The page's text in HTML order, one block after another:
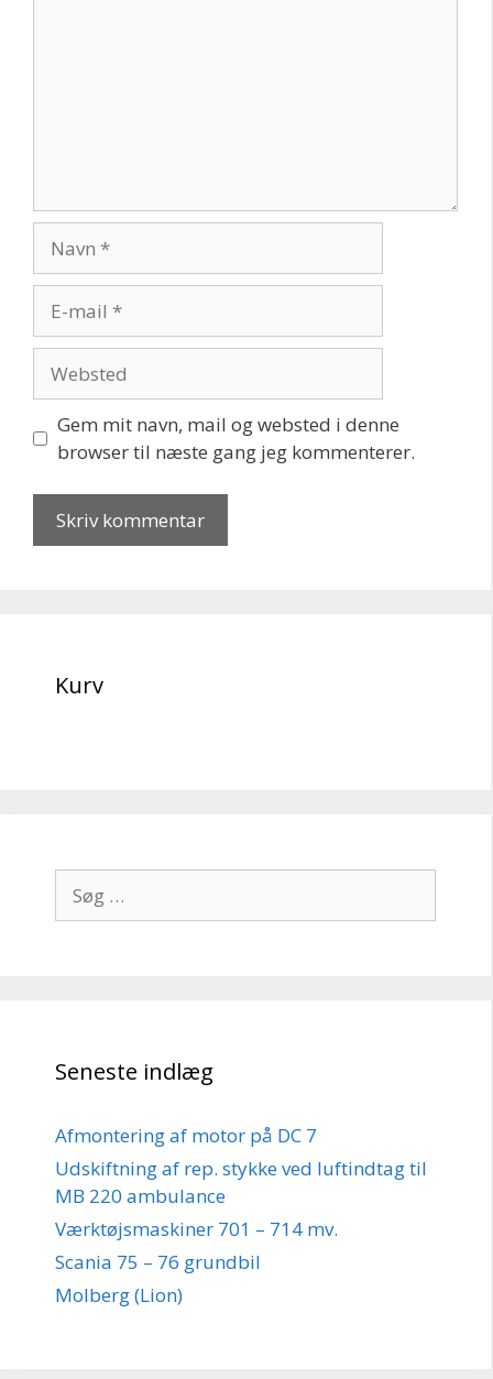
mail
Gem mit navn, mail og websted i denne
browser til næste gang jeg kommenterer.
Kurv
efter:
Seneste indlæg
Afmontering af motor på DC 7
Udskiftning af rep. stykke ved luftindtag til
MB 220 ambulance
Værktøjsmaskiner 701 – 714 mv.
Scania 75 – 76 grundbil
Molberg (Lion)